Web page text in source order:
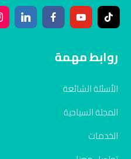
روابط مهمة
الأسئلة الشائعة
المجلة السياحية
الخدمات